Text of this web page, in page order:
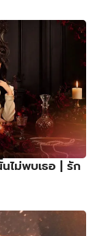
ไม่พบเธอ | รัก